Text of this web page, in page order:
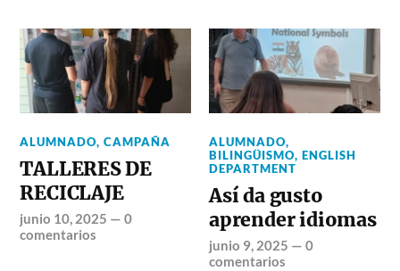
ALUMNADO,CAMPAÑA
TALLERES DE
RECICLAJE
junio 10, 2025 —0
comentarios
ALUMNADO,
BILINGÜISMO,ENGLISH
DEPARTMENT
Así da gusto
aprender idiomas
junio 9, 2025 —0
comentarios